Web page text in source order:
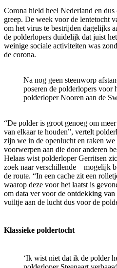
Corona hield heel Nederland en
greep. De week voor de lentetocht
om het virus te bestrijden dagelijks
de polderlopers duidelijk dat juist
weinige sociale activiteiten was
de corona.
Na nog geen steenworp
poseren de polderlopers voor
polderloper Nooren aan de
“De polder is groot genoeg om
van elkaar te houden”, vertelt
zijn we in de openlucht en raken
voorwerpen aan die door anderen
Helaas wist polderloper Gerritsen
zoek naar verschillende – mogelijk
de route. “In een cache zit een
waarop deze voor het laatst is
om data ver voor de ontdekking
vuiltje aan de lucht dus voor de
Klassieke poldertocht
‘Ik wist niet dat ik de polder